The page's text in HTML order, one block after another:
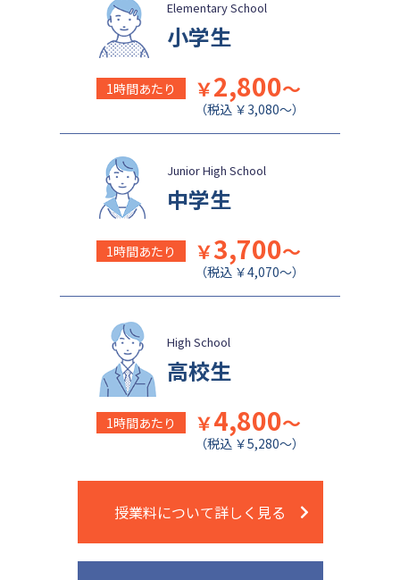
盛岡白百合学園中学校 関西学院千里国際中等部
Elementary School
小学生
1時間あたり ￥2,800～
（税込 ￥3,080～）
Junior High School
中学生
1時間あたり ￥3,700～
（税込 ￥4,070～）
High School
高校生
1時間あたり ￥4,800～
（税込 ￥5,280～）
授業料について詳しく見る